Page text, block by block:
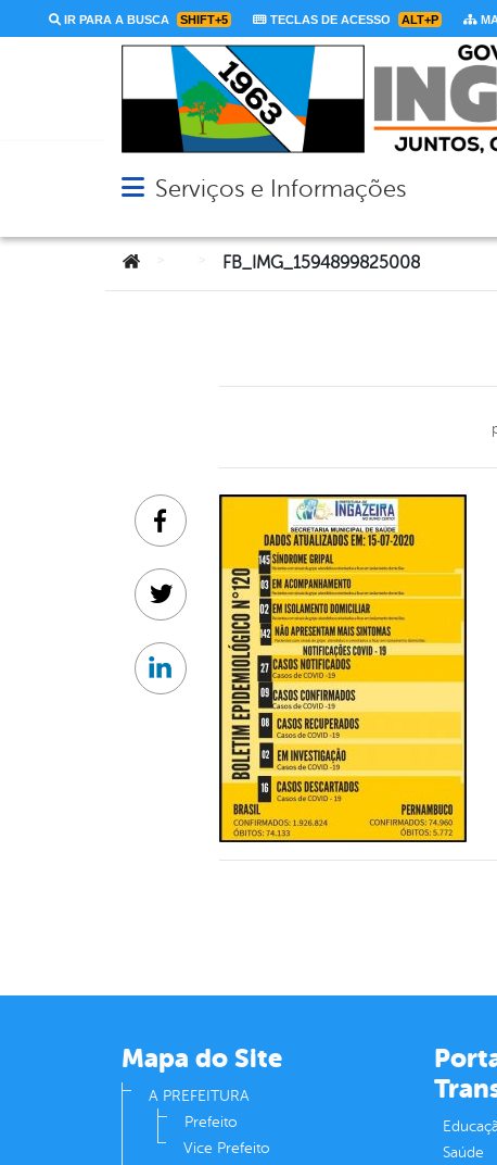
IR PARA A BUSCA SHIFT+5 TECLAS DE ACESSO ALT+P
Abrir menu principal de navegação
Serviços e Informações
Você está aqui:FB_IMG_1594899825008
Facebook
Twitter
Linkedin
Mapa do Site
A PREFEITURA
Prefeito
Vice Prefeito
Saúde